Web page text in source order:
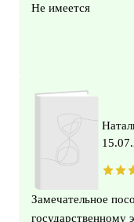
Не имеется
Замечательное
государственному